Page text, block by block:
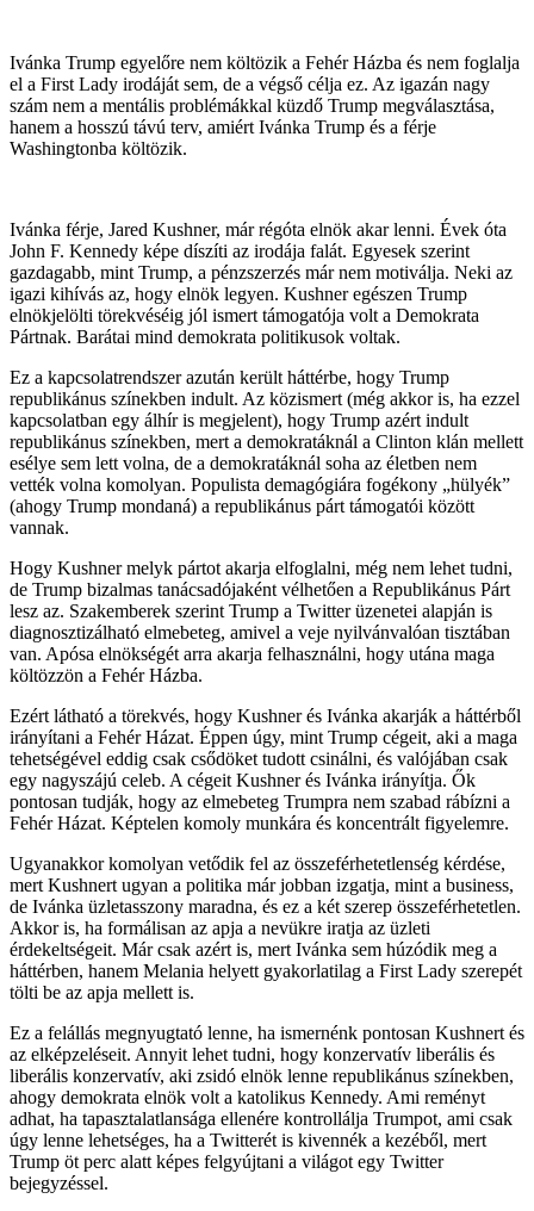
Ivánka Trump egyelőre nem költözik a Fehér Házba és nem foglalja
el a First Lady irodáját sem, de a végső célja ez. Az igazán nagy
szám nem a mentális problémákkal küzdő Trump megválasztása,
hanem a hosszú távú terv, amiért Ivánka Trump és a férje
Washingtonba költözik.
Ivánka férje, Jared Kushner, már régóta elnök akar lenni. Évek óta
John F. Kennedy képe díszíti az irodája falát. Egyesek szerint
gazdagabb, mint Trump, a pénzszerzés már nem motiválja. Neki az
igazi kihívás az, hogy elnök legyen. Kushner egészen Trump
elnökjelölti törekvéséig jól ismert támogatója volt a Demokrata
Pártnak. Barátai mind demokrata politikusok voltak.
Ez a kapcsolatrendszer azután került háttérbe, hogy Trump
republikánus színekben indult. Az közismert (még akkor is, ha ezzel
kapcsolatban egy álhír is megjelent), hogy Trump azért indult
republikánus színekben, mert a demokratáknál a Clinton klán mellett
esélye sem lett volna, de a demokratáknál soha az életben nem
vették volna komolyan. Populista demagógiára fogékony „hülyék”
(ahogy Trump mondaná) a republikánus párt támogatói között
vannak.
Hogy Kushner melyk pártot akarja elfoglalni, még nem lehet tudni,
de Trump bizalmas tanácsadójaként vélhetően a Republikánus Párt
lesz az. Szakemberek szerint Trump a Twitter üzenetei alapján is
diagnosztizálható elmebeteg, amivel a veje nyilvánvalóan tisztában
van. Apósa elnökségét arra akarja felhasználni, hogy utána maga
költözzön a Fehér Házba.
Ezért látható a törekvés, hogy Kushner és Ivánka akarják a háttérből
irányítani a Fehér Házat. Éppen úgy, mint Trump cégeit, aki a maga
tehetségével eddig csak csődöket tudott csinálni, és valójában csak
egy nagyszájú celeb. A cégeit Kushner és Ivánka irányítja. Ők
pontosan tudják, hogy az elmebeteg Trumpra nem szabad rábízni a
Fehér Házat. Képtelen komoly munkára és koncentrált figyelemre.
Ugyanakkor komolyan vetődik fel az összeférhetetlenség kérdése,
mert Kushnert ugyan a politika már jobban izgatja, mint a business,
de Ivánka üzletasszony maradna, és ez a két szerep összeférhetetlen.
Akkor is, ha formálisan az apja a nevükre iratja az üzleti
érdekeltségeit. Már csak azért is, mert Ivánka sem húzódik meg a
háttérben, hanem Melania helyett gyakorlatilag a First Lady szerepét
tölti be az apja mellett is.
Ez a felállás megnyugtató lenne, ha ismernénk pontosan Kushnert és
az elképzeléseit. Annyit lehet tudni, hogy konzervatív liberális és
liberális konzervatív, aki zsidó elnök lenne republikánus színekben,
ahogy demokrata elnök volt a katolikus Kennedy. Ami reményt
adhat, ha tapasztalatlansága ellenére kontrollálja Trumpot, ami csak
úgy lenne lehetséges, ha a Twitterét is kivennék a kezéből, mert
Trump öt perc alatt képes felgyújtani a világot egy Twitter
bejegyzéssel.